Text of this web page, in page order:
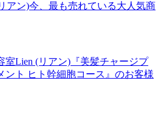
アン)今、最も売れている大人気商
室Lien (リアン)『美髪チャージプ
ント ヒト幹細胞コース』のお客様